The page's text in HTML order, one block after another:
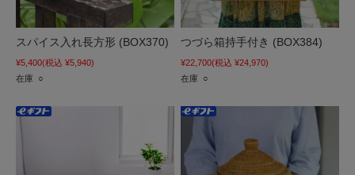
スパイス入れ長方形 (BOX370)
¥5,400(税込 ¥5,940)
在庫 ○
つづら箱持手付き (BOX384)
¥22,700(税込 ¥24,970)
在庫 ○